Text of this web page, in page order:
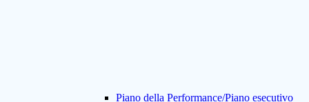
Piano della Performance/Piano esecutivo